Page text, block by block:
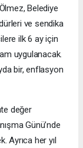
Belediye
ve sendika
ilk 6 ay için
uygulanacak.
bir, enflasyon
değer
Günü’nde
Ayrıca her yıl